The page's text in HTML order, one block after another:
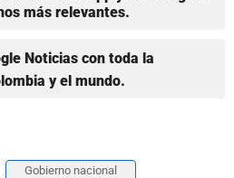
más relevantes.
Noticias con toda la
y el mundo.
Gobierno nacional